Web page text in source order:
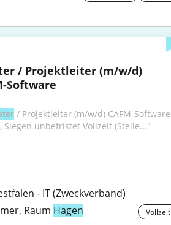
/ Projektleiter (m/w/d)
Software
/ Projektleiter (m/w/d) CAFM-Software ​
Siegen ​unbefristet ​Vollzeit (Stelle..."
- IT (Zweckverband)
Raum Hagen Vollzeit